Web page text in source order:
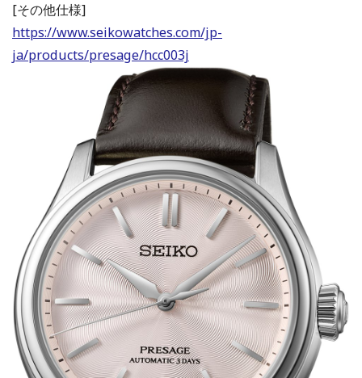
[その他仕様]
https://www.seikowatches.com/jp-
ja/products/presage/hcc003j